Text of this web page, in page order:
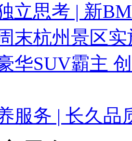
立思考 | 新
末杭州景区
华SUV霸主
服务 | 长久品